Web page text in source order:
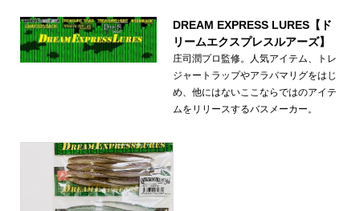
DREAM EXPRESS LURES【ド
リームエクスプレスルアーズ】
庄司潤プロ監修。人気アイテム、トレ
ジャートラップやアラバマリグをはじ
め、他にはないここならではのアイテ
ムをリリースするバスメーカー。